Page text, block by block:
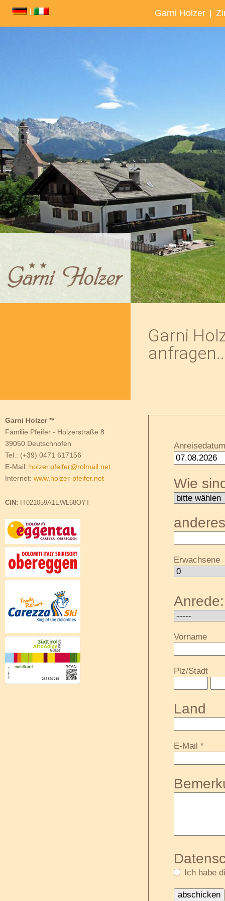
Garni Holzer
Garni Holzer **
Familie Pfeifer - Holzerstraße 8
39050 Deutschnofen
Tel.: (+39) 0471 617156
E-Mail: holzer.pfeifer@rolmail.net
Internet: www.holzer-pfeifer.net
CIN: IT021059A1EWL68OYT
Garni
Wie
anderes
Erwachsene
Anrede:
Vorname
Plz/Stadt
Land
E-Mail *
Ich habe